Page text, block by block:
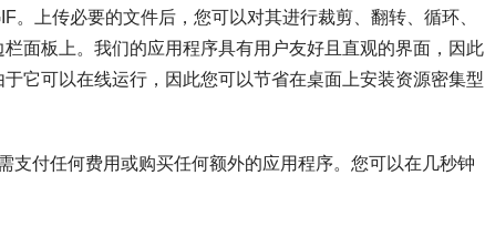
。上传必要的文件后，您可以对其进行裁剪、翻转、循环、
面板上。我们的应用程序具有用户友好且直观的界面，因此
它可以在线运行，因此您可以节省在桌面上安装资源密集型
支付任何费用或购买任何额外的应用程序。您可以在几秒钟